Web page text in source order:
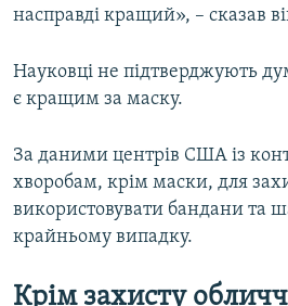
насправді кращий», – сказав
Науковці не підтверджують
є кращим за маску.
За даними центрів США із
хворобам, крім маски, для
використовувати бандани та
крайньому випадку.
Крім захисту